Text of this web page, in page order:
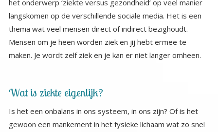
maken. Je wordt zelf ziek en je kan er niet langer omheen.
Wat is ziekte eigenlijk?
Is het een onbalans in ons systeem, in ons zijn? Of is het
gewoon een mankement in het fysieke lichaam wat zo snel
mogelijk moet worden hersteld. Tussen deze twee
uitersten in opvatting bevindt zich een grote kloof. Omdat
onze westerse samenleving lichaam en geest heeft
gescheiden sinds Descartes, ziet de meerderheid van de
westerse mensen ziekte als iets van het lichaam. Sindsdien
wordt in het algemeen, in geval van ziekte alleen het